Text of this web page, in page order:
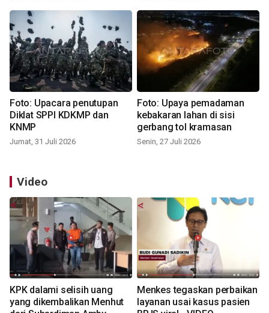
Foto: Upacara penutupan
Diklat SPPI KDKMP dan
KNMP
Jumat, 31 Juli 2026
Foto: Upaya pemadaman
kebakaran lahan di sisi
gerbang tol kramasan
Senin, 27 Juli 2026
Video
KPK dalami selisih uang
yang dikembalikan Menhut
Menkes tegaskan perbaikan
layanan usai kasus pasien